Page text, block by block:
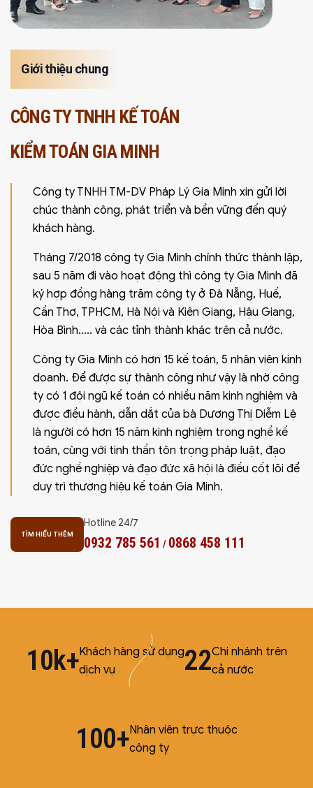
Giới thiệu chung
CÔNG TY TNHH KẾ TOÁN
KIỂM TOÁN GIA MINH
Công ty TNHH TM-DV Pháp Lý Gia Minh xin gửi lời
chúc thành công, phát triển và bền vững đến quý
khách hàng.
Tháng 7/2018 công ty Gia Minh chính thức thành lập,
sau 5 năm đi vào hoạt động thì công ty Gia Minh đã
ký hợp đồng hàng trăm công ty ở Đà Nẵng, Huế,
Cần Thơ, TPHCM, Hà Nội và Kiên Giang, Hậu Giang,
Hòa Bình….. và các tỉnh thành khác trên cả nước.
Công ty Gia Minh có hơn 15 kế toán, 5 nhân viên kinh
doanh. Để được sự thành công như vậy là nhờ công
ty có 1 đội ngũ kế toán có nhiều năm kinh nghiệm và
được điều hành, dẫn dắt của bà Dương Thị Diễm Lệ
là người có hơn 15 năm kinh nghiệm trong nghề kế
toán, cùng với tinh thần tôn trọng pháp luật, đạo
đức nghề nghiệp và đạo đức xã hội là điều cốt lõi để
duy trì thương hiệu kế toán Gia Minh.
TÌM HIỂU THÊM
Hotline 24/7
0932 785 561 / 0868 458 111
10k+Khách hàng sử dụng
dịch vụ
22Chi nhánh trên
cả nước
100+Nhân viên trực thuộc
công ty